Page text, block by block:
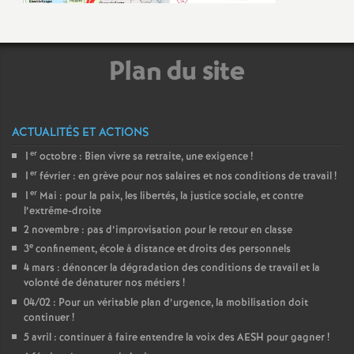
Plan du site
ACTUALITÉS ET ACTIONS
1 er octobre : Bien vivre sa retraite, une exigence!
1 er février : en grève pour nos salaires et nos conditions de travail!
1 er Mai : pour la paix, les libertés, la justice sociale, et contre
l’extrême-droite
2 novembre : pas d’improvisation pour le retour en classe
3e confinement, école à distance et droits des personnels
4 mars : dénoncer la dégradation des conditions de travail et la
volonté de dénaturer nos métiers !
04/02 : Pour un véritable plan d’urgence, la mobilisation doit
continuer!
5 avril : continuer à faire entendre la voix des AESH pour gagner!